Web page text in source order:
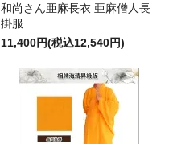
和尚さん亜麻長衣 亜麻僧人長
掛服
11,400円(税込12,540円)